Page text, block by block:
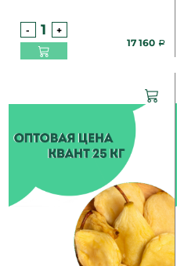
-
+
17 160